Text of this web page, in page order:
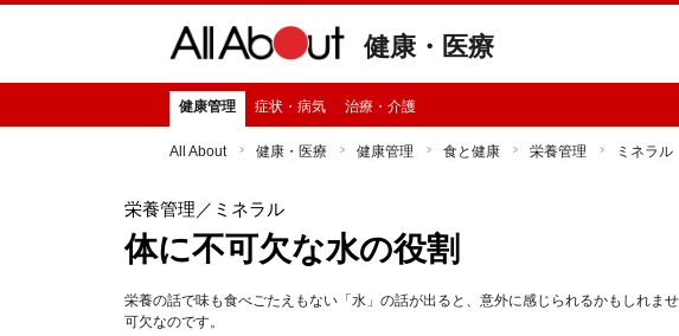
健康・医療
健康管理 症状・病気 治療・介護
All About 健康・医療 健康管理 食と健康 栄養管理 ミネラル
栄養管理 ／ミネラル
体に不可欠な水の役割
栄養の話で味も食べごたえもない「水」の話が出ると、意外に感じられるかもしれま
可欠なのです。